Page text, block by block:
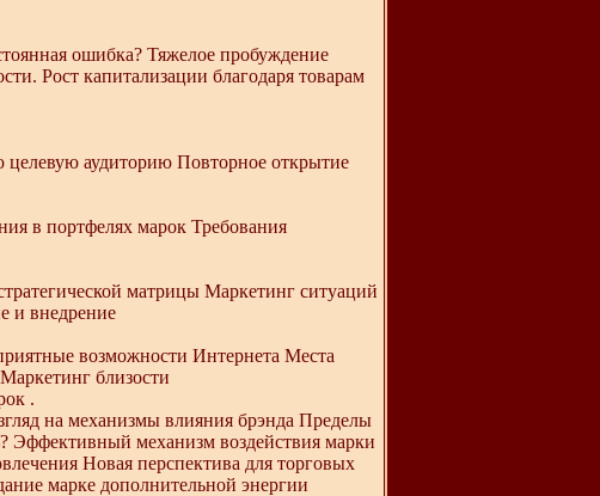
ошибка? Тяжелое пробуждение
Рост капитализации благодаря товарам
аудиторию Повторное открытие
в портфелях марок Требования
матрицы Маркетинг ситуаций
и внедрение
возможности Интернета Места
близости
.
на механизмы влияния брэнда Пределы
Эффективный механизм воздействия марки
Новая перспектива для торговых
марке дополнительной энергии